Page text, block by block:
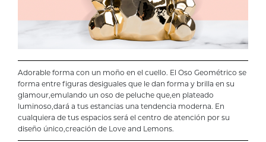
Adorable forma con un moño en el cuello. El Oso Geométrico se
forma entre figuras desiguales que le dan forma y brilla en su
glamour,emulando un oso de peluche que,en plateado
luminoso,dará a tus estancias una tendencia moderna. En
cualquiera de tus espacios será el centro de atención por su
diseño único,creación de Love and Lemons.